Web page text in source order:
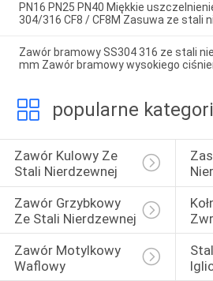
PN16 PN25 PN40 Miękkie
304/316 CF8 / CF8M Zasuwa ze stali
Zawór bramowy SS304 316 ze stali
mm Zawór bramowy wysokiego
popularne
Zawór Kulowy Ze
Stali Nierdzewnej
Zawór Grzybkowy
Ze Stali Nierdzewnej
Zawór Motylkowy
Waflowy